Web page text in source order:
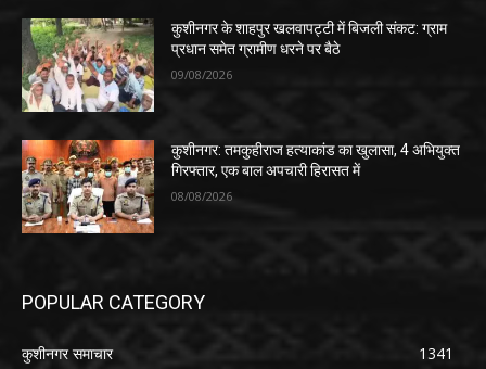
कुशीनगर के शाहपुर खलवापट्टी में बिजली संकट: ग्राम
प्रधान समेत ग्रामीण धरने पर बैठे
09/08/2026
कुशीनगर: तमकुहीराज हत्याकांड का खुलासा, 4 अभियुक्त
गिरफ्तार, एक बाल अपचारी हिरासत में
08/08/2026
POPULAR CATEGORY
कुशीनगर समाचार
1341